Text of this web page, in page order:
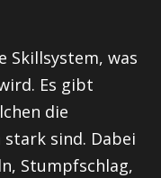
Skillsystem, was
Es gibt
die
sind. Dabei
Stumpfschlag,